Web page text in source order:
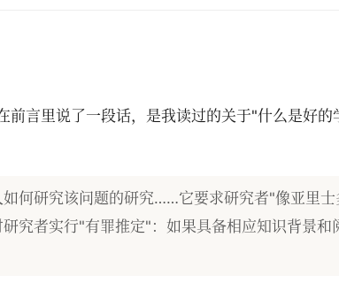
言里说了一段话，是我读过的关于"什么是好的
何研究该问题的研究……它要求研究者"像亚里
究者实行"有罪推定"：如果具备相应知识背景和